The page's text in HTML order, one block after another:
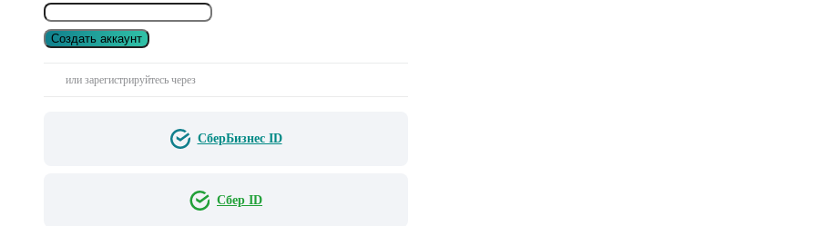
Создать аккаунт
или зарегистрируйтесь через
СберБизнес ID
Сбер ID